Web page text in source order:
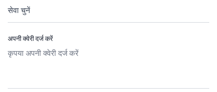
अपनी क्वेरी दर्ज करें